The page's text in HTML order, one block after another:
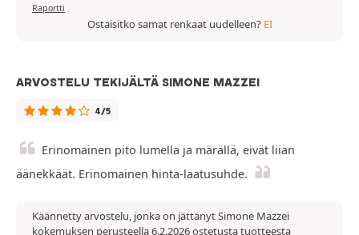
Raportti
Ostaisitko samat renkaat uudelleen? EI
ARVOSTELU TEKIJÄLTÄ SIMONE MAZZEI
4/5
Erinomainen pito lumella ja märällä, eivät liian
äänekkäät. Erinomainen hinta-laatusuhde.
Käännetty arvostelu, jonka on jättänyt Simone Mazzei
kokemuksen perusteella 6.2.2026 ostetusta tuotteesta